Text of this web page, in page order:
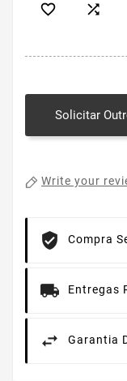
 
Solicitar
Write your
Compra
Entregas
Garantia